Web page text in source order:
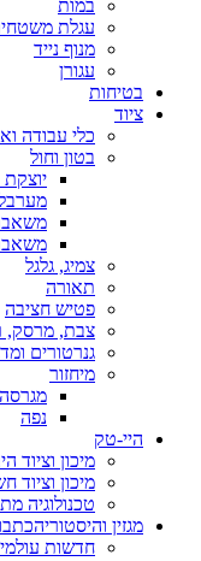
במות
עגלת
מנוף נייד
עגורן
בטיחות
ציוד
כלי עבודה
בטון וחול
יוצקת
צמיג, גלגל
תאורה
פטיש חציבה
צבת, מרסק,
גנרטורים
מיחזור
מגרסה
נפה
היי-טק
מיכון וציוד
מיכון וציוד
טכנולוגיה
מגזין והיסטוריה
חדשות